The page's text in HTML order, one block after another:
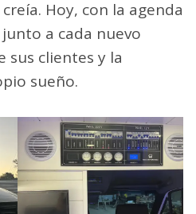
en conjunto de lo
también de
su familia”, comenta.
algún día iban a tener el
Hoy, con la agenda
a cada nuevo
sus clientes y la